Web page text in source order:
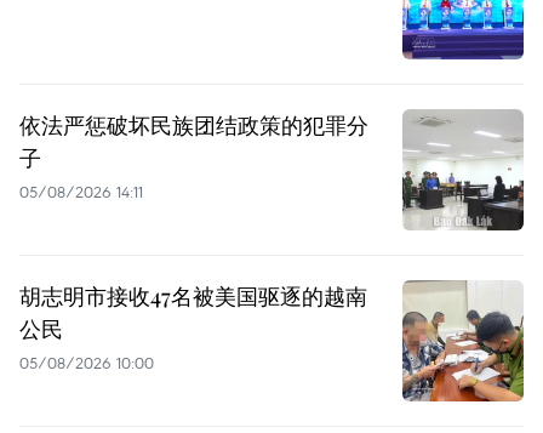
依法严惩破坏民族团结政策的犯罪分
子
05/08/2026 14:11
胡志明市接收47名被美国驱逐的越南
公民
05/08/2026 10:00